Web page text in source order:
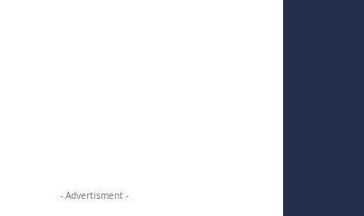
- Advertisment -